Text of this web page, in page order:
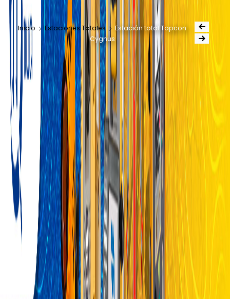
Inicio Estaciones Totales
Estación total Topcon
Cygnus